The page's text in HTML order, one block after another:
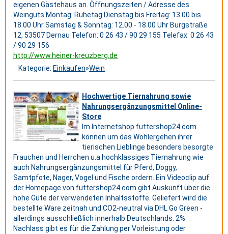
eigenen Gästehaus an. Öffnungszeiten / Adresse des
Weinguts Montag: Ruhetag Dienstag bis Freitag: 13.00 bis
18.00 Uhr Samstag & Sonntag: 12.00 - 18.00 Uhr Burgstraße
12, 53507 Dernau Telefon: 0 26 43 / 90 29 155 Telefax: 0 26 43
/ 90 29 156
http://www.heiner-kreuzberg.de
Kategorie: Einkaufen»Wein
Hochwertige Tiernahrung sowie
Nahrungsergänzungsmittel Online-
Store
Im Internetshop futtershop24.com
können um das Wohlergehen ihrer
tierischen Lieblinge besonders besorgte
Frauchen und Herrchen u.a.hochklassiges Tiernahrung wie
auch Nahrungsergänzungsmittel für Pferd, Doggy,
Samtpfote, Nager, Vogel und Fische ordern. Ein Videoclip auf
der Homepage von futtershop24.com gibt Auskunft über die
hohe Güte der verwendeten Inhaltsstoffe. Geliefert wird die
bestellte Ware zeitnah und CO2-neutral via DHL Go Green -
allerdings ausschließlich innerhalb Deutschlands. 2%
Nachlass gibt es für die Zahlung per Vorleistung oder